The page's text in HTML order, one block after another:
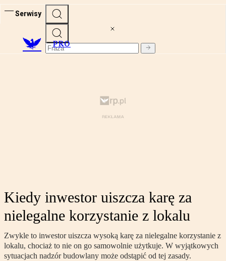
Serwisy
PRO
Kiedy inwestor uiszcza karę za
nielegalne korzystanie z lokalu
Zwykle to inwestor uiszcza wysoką karę za nielegalne korzystanie z
lokalu, chociaż to nie on go samowolnie użytkuje. W wyjątkowych
sytuacjach nadzór budowlany może odstąpić od tej zasady.